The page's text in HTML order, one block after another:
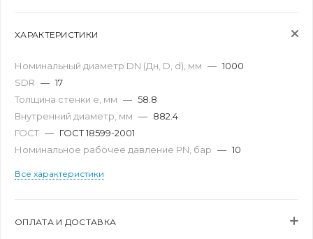
ХАРАКТЕРИСТИКИ
Номинальный диаметр DN (Дн, D, d), мм — 1000
SDR — 17
Толщина стенки e, мм — 58.8
Внутренний диаметр, мм — 882.4
ГОСТ — ГОСТ 18599-2001
Номинальное рабочее давление PN, бар — 10
Все характеристики
ОПЛАТА И ДОСТАВКА